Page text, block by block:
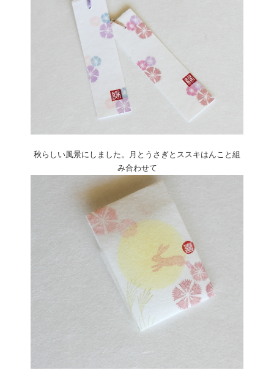
秋らしい風景にしました。月とうさぎとススキはんこと組
み合わせて